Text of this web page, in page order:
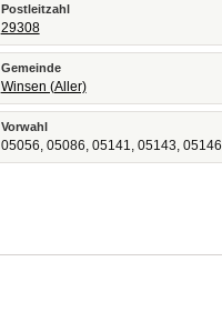
Postleitzahl
29308
Gemeinde
Winsen (Aller)
Vorwahl
05056, 05086, 05141, 05143, 05146